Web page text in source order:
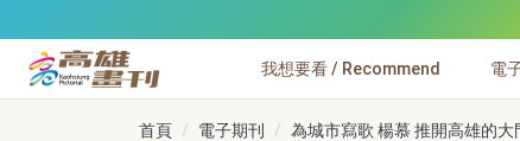
高雄畫刊
我想要看 / Recommend 電
首頁 電子期刊 為城市寫歌 楊慕 推開高雄的大